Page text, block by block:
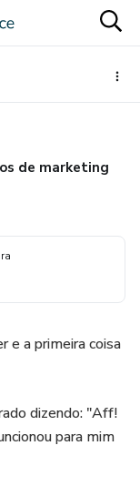
de marketing
e a primeira coisa
dizendo: "Aff!
para mim